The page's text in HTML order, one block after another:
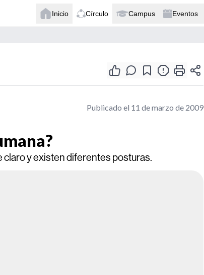
Inicio Círculo Campus Eventos
Publicado el 11 de marzo de 2009
claro y existen diferentes posturas.